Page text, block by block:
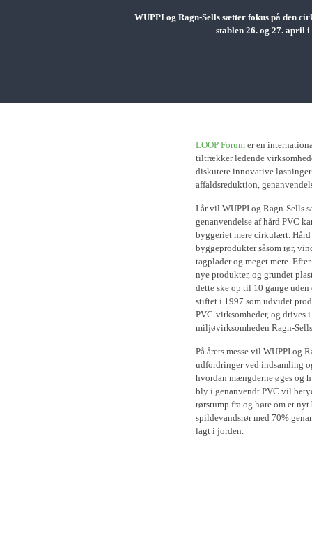
WUPPI og Ragn-Sells sætter fokus på den
stablen 26. og 27. april
LOOP Forumer en
tiltrækker ledende
diskutere innovative
affaldsreduktion,
I år vil WUPPI og Ragn-Sells
genanvendelse af hård PVC
byggeriet mere cirkulært.
byggeprodukter såsom rør,
tagplader og meget mere.
nye produkter, og grundet
dette ske op til 10 gange
stiftet i 1997 som udvidet
PVC-virksomheder, og drives
miljøvirksomheden Ragn-
På årets messe vil WUPPI og
udfordringer ved indsamling
hvordan mængderne øges og
bly i genanvendt PVC vil
rørstump fra og høre om et
spildevandsrør med 70%
lagt i jorden.